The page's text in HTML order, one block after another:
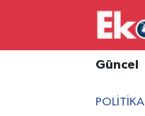
Güncel
POLITIKA
Güncel
Hava Durumu